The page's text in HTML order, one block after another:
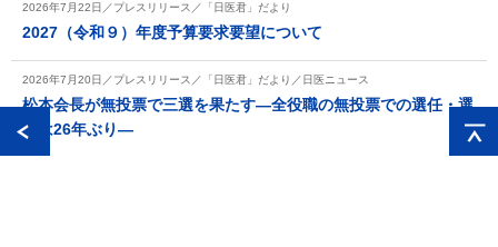
2026年7月22日／プレスリリース／「日医君」だより
2027（令和９）年度予算要求要望について
2026年7月20日／プレスリリース／「日医君」だより／日医ニュース
松本会長が無投票で三選を果たす―全役職の無投票での選任・選
定は26年ぶり―